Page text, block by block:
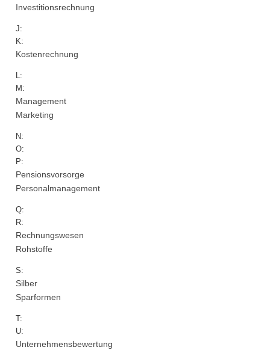
Investitionsrechnung
J:
K:
Kostenrechnung
L:
M:
Management
Marketing
N:
O:
P:
Pensionsvorsorge
Personalmanagement
Q:
R:
Rechnungswesen
Rohstoffe
S:
Silber
Sparformen
T:
U:
Unternehmensbewertung